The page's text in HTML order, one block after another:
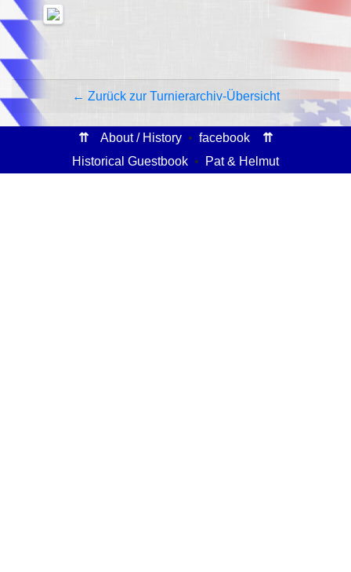
← Zurück zur Turnierarchiv-Übersicht
⇈ About / History • facebook
⇈
Historical Guestbook • Pat & Helmut